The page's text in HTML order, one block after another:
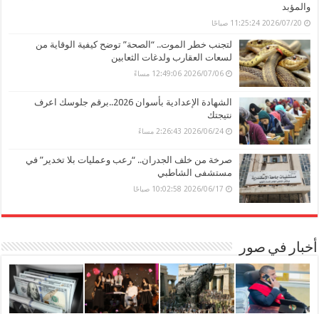
والمؤبد
2026/07/20 11:25:24 صباحًا
لتجنب خطر الموت.. “الصحة” توضح كيفية الوقاية من
لسعات العقارب ولدغات الثعابين
2026/07/06 12:49:06 مساءً
الشهادة الإعدادية بأسوان 2026..برقم جلوسك اعرف
نتيجتك
2026/06/24 2:26:43 مساءً
صرخة من خلف الجدران.. “رعب وعمليات بلا تخدير” في
مستشفى الشاطبي
2026/06/17 10:02:58 صباحًا
أخبار في صور